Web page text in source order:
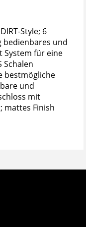
Style; 6
bedienbares und
System für eine
Schalen
bestmögliche
und
mit
mattes Finish